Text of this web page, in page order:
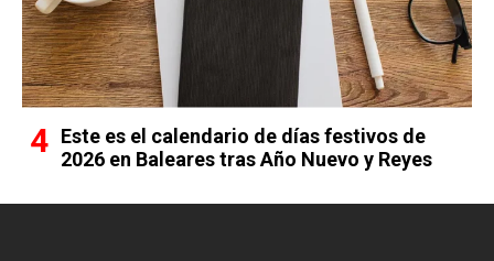
Este es el calendario de días festivos de
2026 en Baleares tras Año Nuevo y Reyes